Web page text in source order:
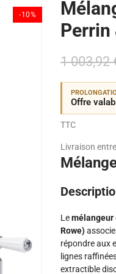
-10%
Perrin
1 003,92
Offre
TTC
Livraison
Lemélangeur
Rowe)
répondre aux
lignes
extractible